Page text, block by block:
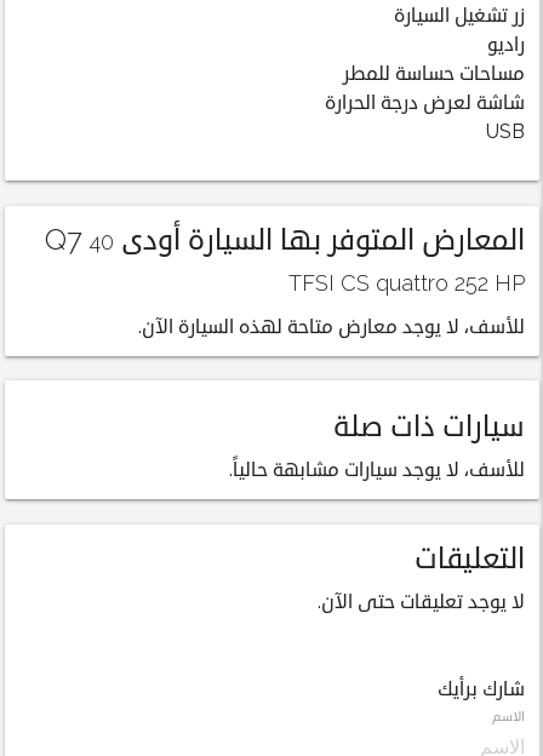
زر تشغيل السيارة
راديو
مساحات حساسة للمطر
شاشة لعرض درجة الحرارة
USB
المعارض المتوفر بها السيارة أودى Q7 40
TFSI CS quattro 252 HP
للأسف، لا يوجد معارض متاحة لهذه السيارة الآن.
سيارات ذات صلة
للأسف، لا يوجد سيارات مشابهة حالياً.
التعليقات
لا يوجد تعليقات حتى الآن.
شارك برأيك
الاسم